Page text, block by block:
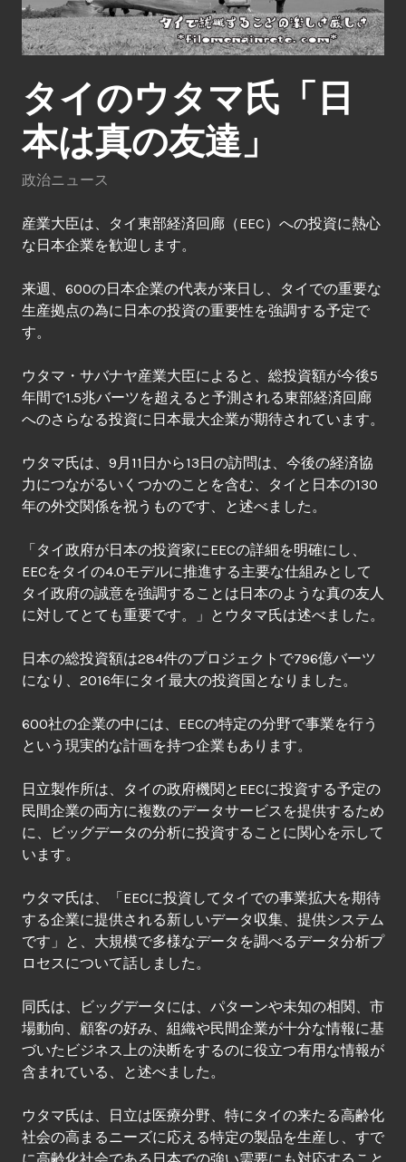
タイのウタマ氏「日
本は真の友達」
政治ニュース
産業大臣は、タイ東部経済回廊（EEC）への投資に熱心
な日本企業を歓迎します。
来週、600の日本企業の代表が来日し、タイでの重要な
生産拠点の為に日本の投資の重要性を強調する予定で
す。
ウタマ・サバナヤ産業大臣によると、総投資額が今後5
年間で1.5兆バーツを超えると予測される東部経済回廊
へのさらなる投資に日本最大企業が期待されています。
ウタマ氏は、9月11日から13日の訪問は、今後の経済協
力につながるいくつかのことを含む、タイと日本の130
年の外交関係を祝うものです、と述べました。
「タイ政府が日本の投資家にEECの詳細を明確にし、
EECをタイの4.0モデルに推進する主要な仕組みとして
タイ政府の誠意を強調することは日本のような真の友人
に対してとても重要です。」とウタマ氏は述べました。
日本の総投資額は284件のプロジェクトで796億バーツ
になり、2016年にタイ最大の投資国となりました。
600社の企業の中には、EECの特定の分野で事業を行う
という現実的な計画を持つ企業もあります。
日立製作所は、タイの政府機関とEECに投資する予定の
民間企業の両方に複数のデータサービスを提供するため
に、ビッグデータの分析に投資することに関心を示して
います。
ウタマ氏は、「EECに投資してタイでの事業拡大を期待
する企業に提供される新しいデータ収集、提供システム
です」と、大規模で多様なデータを調べるデータ分析プ
ロセスについて話しました。
同氏は、ビッグデータには、パターンや未知の相関、市
場動向、顧客の好み、組織や民間企業が十分な情報に基
づいたビジネス上の決断をするのに役立つ有用な情報が
含まれている、と述べました。
ウタマ氏は、日立は医療分野、特にタイの来たる高齢化
社会の高まるニーズに応える特定の製品を生産し、すで